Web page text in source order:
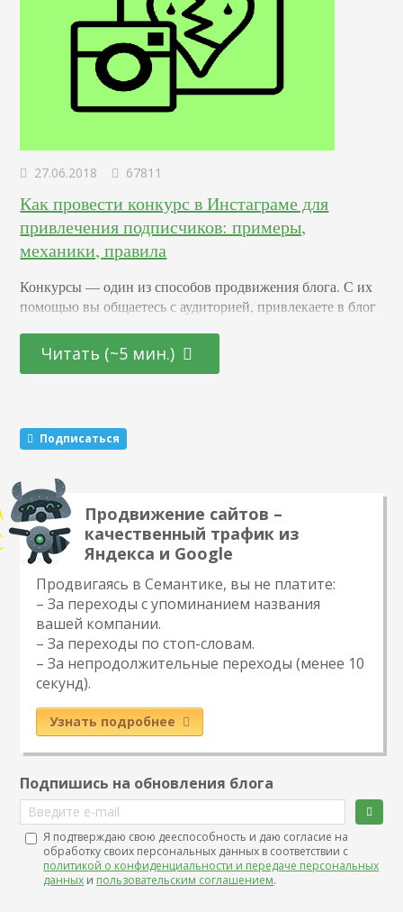
27.06.2018 67811
Как провести конкурс в Инстаграме для
привлечения подписчиков: примеры,
механики, правила
Конкурсы –– один из способов продвижения блога. С их
помощью вы общаетесь с аудиторией, привлекаете в блог
что вы обещаете участникам подарок за то, что они тем
или иным образом расскажут о вас другим пользователям.
механики, которые маркетологи советуют чередовать…
Читать (~5 мин.)
Подписаться
Продвижение сайтов –
качественный трафик из
Яндекса и Google
Продвигаясь в Семантике, вы не платите:
– За переходы с упоминанием названия
вашей компании.
– За переходы по стоп-словам.
– За непродолжительные переходы (менее 10
секунд).
Узнать подробнее
Подпишись на обновления блога
Введите e-mail
Я подтверждаю свою дееспособность и даю согласие на
обработку своих персональных данных в соответствии с
политикой о конфиденциальности и передаче персональных
данных и пользовательским соглашением.